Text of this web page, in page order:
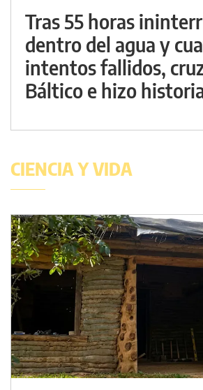
Tras 55 horas
dentro del agua y
intentos fallidos,
Báltico e hizo
CIENCIA Y VIDA